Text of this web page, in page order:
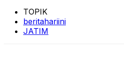
TOPIK
beritahariini
JATIM